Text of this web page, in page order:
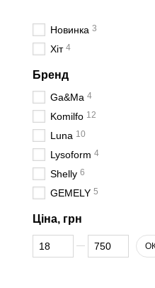
Новинка 3
Хіт 4
Бренд
Ga&Ma 4
Komilfo 12
Luna 10
Lysoform 4
Shelly 6
GEMELY 5
Ціна, грн
Від Ціна, грн
До Ціна, грн